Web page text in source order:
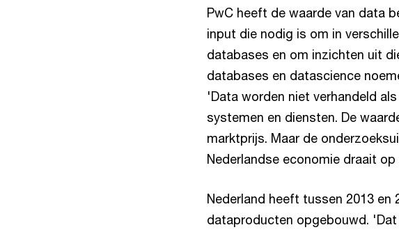
PwC heeft de waarde van data
input die nodig is om in
databases en om inzichten uit
databases en datascience
'Data worden niet verhandeld
systemen en diensten. De
marktprijs. Maar de
Nederlandse economie draait
Nederland heeft tussen 2013 en
dataproducten opgebouwd.